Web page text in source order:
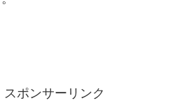
スポンサーリンク